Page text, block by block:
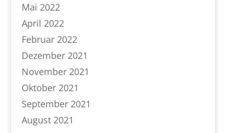
Mai 2022
April 2022
Februar 2022
Dezember 2021
November 2021
Oktober 2021
September 2021
August 2021